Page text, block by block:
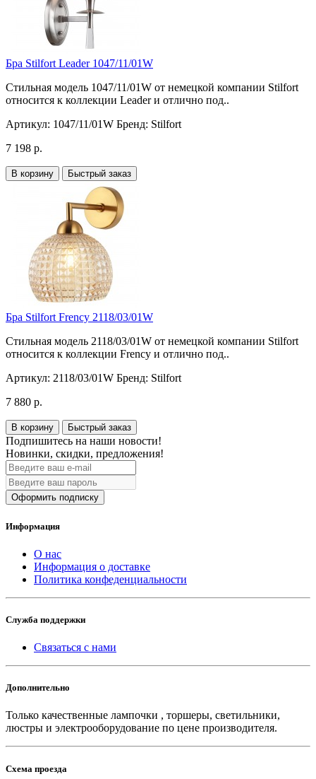
Бра Stilfort Leader 1047/11/01W
Стильная модель 1047/11/01W от немецкой компании Stilfort
относится к коллекции Leader и отлично под..
Артикул: 1047/11/01W Бренд: Stilfort
7 198 р.
В корзину Быстрый заказ
Бра Stilfort Frency 2118/03/01W
Стильная модель 2118/03/01W от немецкой компании Stilfort
относится к коллекции Frency и отлично под..
Артикул: 2118/03/01W Бренд: Stilfort
7 880 р.
В корзину Быстрый заказ
Подпишитесь на наши новости!
Новинки, скидки, предложения!
Оформить подписку
Информация
О нас
Информация о доставке
Политика конфеденциальности
Служба поддержки
Связаться с нами
Дополнительно
Только качественные лампочки , торшеры, светильники,
люстры и электрооборудование по цене производителя.
Схема проезда